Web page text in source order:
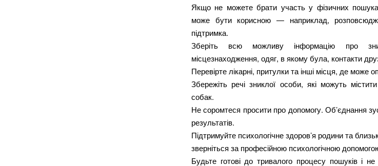
Якщо не можете брати участь у фізичних
може бути корисною — наприклад,
підтримка.
Зберіть всю можливу інформацію про
місцезнаходження, одяг, в якому була, контакти
Перевірте лікарні, притулки та інші місця, де може
Збережіть речі зниклої особи, які можуть
собак.
Не соромтеся просити про допомогу. Об’єднання
результатів.
Підтримуйте психологічне здоров’я родини та
зверніться за професійною психологічною
Будьте готові до тривалого процесу пошуків і